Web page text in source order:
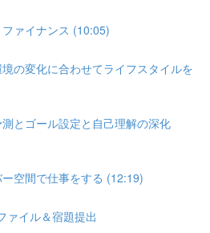
ァイナンス (10:05)
の変化に合わせてライフスタイルを
とゴール設定と自己理解の深化
空間で仕事をする (12:19)
イル＆宿題提出